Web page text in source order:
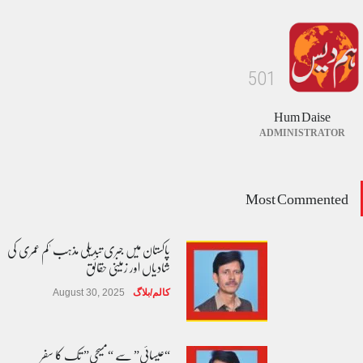
1
0
5
Hum Daise
ADMINISTRATOR
Most Commented
پاکستان میں جبری تبدیلی مذہب 'کم عمری کی
شادیاں اور زمینی حقائق
کالم/بلاگ August 30, 2025
“عیسائی” سے “مسیحی” تک کا سفر